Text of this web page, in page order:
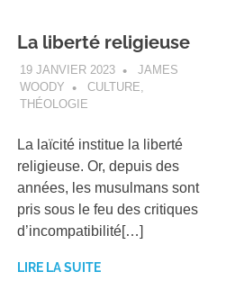
La liberté religieuse
19 JANVIER 2023
JAMES
WOODY
CULTURE,
THÉOLOGIE
La laïcité institue la liberté
religieuse. Or, depuis des
années, les musulmans sont
pris sous le feu des critiques
d’incompatibilité[…]
LIRE LA SUITE